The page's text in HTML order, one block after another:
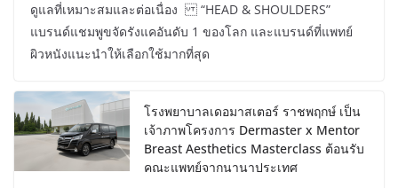
ดูแลที่เหมาะสมและต่อเนื่อง “HEAD & SHOULDERS”
แบรนด์แชมพูขจัดรังแคอันดับ 1 ของโลก และแบรนด์ที่แพทย์
ผิวหนังแนะนำให้เลือกใช้มากที่สุด
โรงพยาบาลเดอมาสเตอร์ ราชพฤกษ์ เป็น
เจ้าภาพโครงการ Dermaster x Mentor
Breast Aesthetics Masterclass ต้อนรับ
คณะแพทย์จากนานาประเทศ